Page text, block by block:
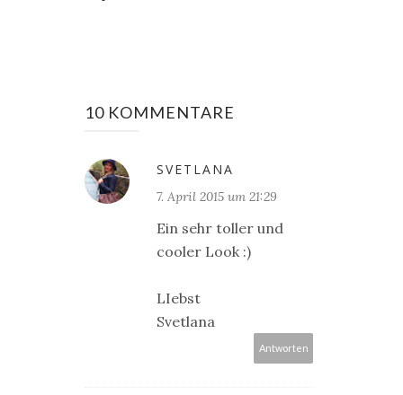
10 KOMMENTARE
SVETLANA
7. April 2015 um 21:29
Ein sehr toller und
cooler Look :)
LIebst
Svetlana
Antworten